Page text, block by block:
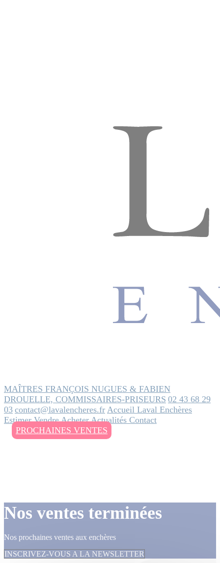
MAÎTRES FRANÇOIS NUGUES & FABIEN
DROUELLE, COMMISSAIRES-PRISEURS 02 43 68 29
03 contact@lavalencheres.fr Accueil Laval Enchères
EstimerVendreAcheterActualités Contact
PROCHAINES VENTES
Nos ventes terminées
Nos prochaines ventes aux enchères
INSCRIVEZ-VOUS A LA NEWSLETTER